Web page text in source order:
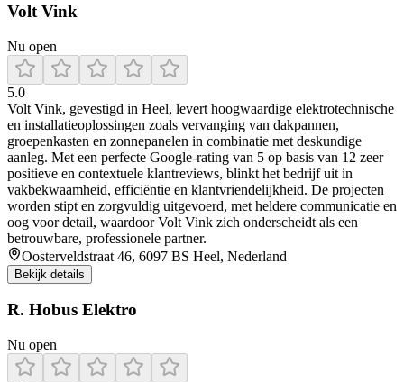
Volt Vink
Nu open
5.0
Volt Vink, gevestigd in Heel, levert hoogwaardige elektrotechnische
en installatieoplossingen zoals vervanging van dakpannen,
groepenkasten en zonnepanelen in combinatie met deskundige
aanleg. Met een perfecte Google-rating van 5 op basis van 12 zeer
positieve en contextuele klantreviews, blinkt het bedrijf uit in
vakbekwaamheid, efficiëntie en klantvriendelijkheid. De projecten
worden stipt en zorgvuldig uitgevoerd, met heldere communicatie en
oog voor detail, waardoor Volt Vink zich onderscheidt als een
betrouwbare, professionele partner.
Oosterveldstraat 46, 6097 BS Heel, Nederland
Bekijk details
R. Hobus Elektro
Nu open